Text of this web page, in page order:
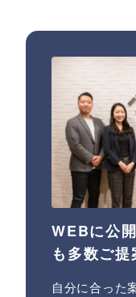
WEBに公
も多数ご
自分に合った